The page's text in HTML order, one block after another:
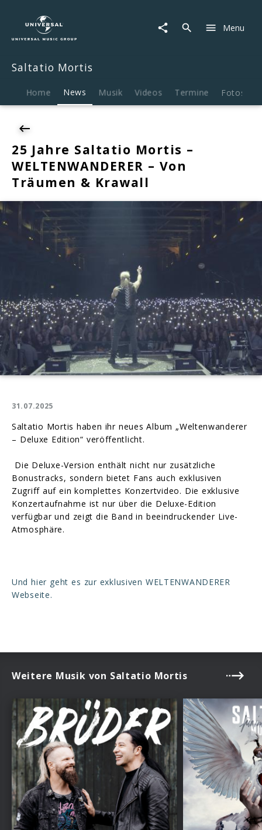
News
Saltatio
Mortis
WELTENWANDERER
Von
Träumen
Krawall
Menu
Saltatio Mortis
Home News Musik Videos Termine Fotos
25 Jahre Saltatio Mortis –
WELTENWANDERER – Von
Träumen & Krawall
31.07.2025
Saltatio Mortis haben ihr neues Album „Weltenwanderer
– Deluxe Edition“ veröffentlicht.
Die Deluxe-Version enthält nicht nur zusätzliche
Bonustracks, sondern bietet Fans auch exklusiven
Zugriff auf ein komplettes Konzertvideo. Die exklusive
Konzertaufnahme ist nur über die Deluxe-Edition
verfügbar und zeigt die Band in beeindruckender Live-
Atmosphäre.
Und hier geht es zur exklusiven WELTENWANDERER
Webseite.
Weitere Musik von Saltatio Mortis